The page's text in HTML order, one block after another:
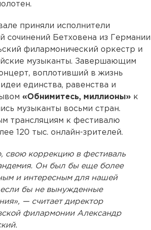
приняли исполнители
сочинений Бетховена из Германии
филармонический оркестр и
музыканты. Завершающим
воплотивший в жизнь
единства, равенства и
«Обнимитесь, миллионы» к
музыканты восьми стран.
трансляциям к фестивалю
120 тыс. онлайн-зрителей.
свою коррекцию в фестиваль
Он был бы еще более
и интересным для нашей
бы не вынужденные
— считает директор
филармонии Александр